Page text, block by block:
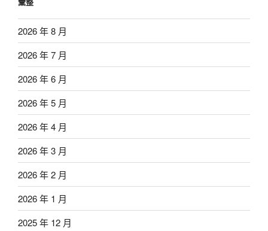
2026 年 8 月
2026 年 7 月
2026 年 6 月
2026 年 5 月
2026 年 4 月
2026 年 3 月
2026 年 2 月
2026 年 1 月
2025 年 12 月